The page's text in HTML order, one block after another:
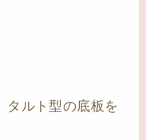
タルト型の底板を